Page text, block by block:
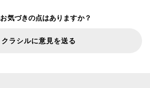
気づきの点はありますか？
クラシルに意見を送る